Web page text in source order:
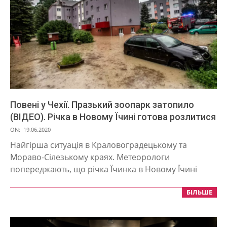
Повені у Чехії. Празький зоопарк затопило
(ВІДЕО). Річка в Новому Їчині готова розлитися
2020-
06-
19
ON: 19.06.2020
Найгірша ситуація в Краловоградецькому та
Мораво-Сілезькому краях. Метеорологи
попереджають, що річка Їчинка в Новому Їчині
БІЛЬШЕ